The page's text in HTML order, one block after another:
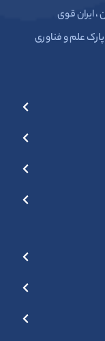
، ایران قوی
علم و فناوری